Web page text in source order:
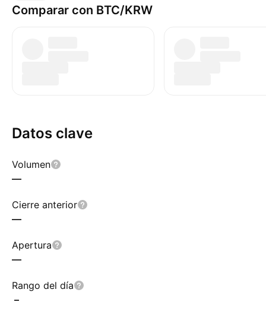
Comparar con BTC/KRW
Datos clave
Volumen
—
Cierre anterior
—
Apertura
—
Rango del día
–